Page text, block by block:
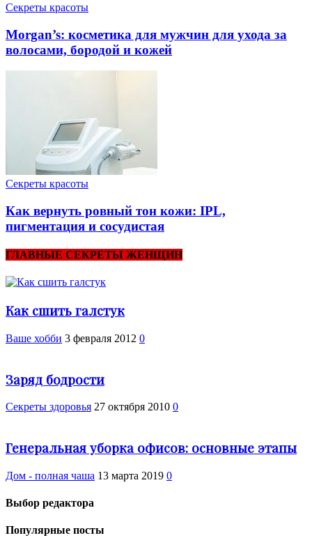
Секреты красоты
Morgan’s: косметика для мужчин для ухода за
волосами, бородой и кожей
Секреты красоты
Как вернуть ровный тон кожи: IPL,
пигментация и сосудистая
ГЛАВНЫЕ СЕКРЕТЫ ЖЕНЩИН
Как сшить галстук
Ваше хобби 3 февраля 2012 0
Заряд бодрости
Cекреты здоровья 27 октября 2010 0
Генеральная уборка офисов: основные этапы
Дом - полная чаша 13 марта 2019 0
Выбор редактора
Популярные посты